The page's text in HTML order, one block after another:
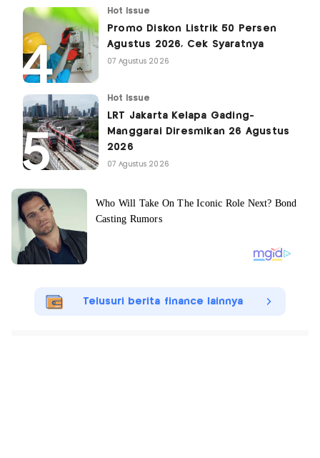
Hot Issue
Promo Diskon Listrik 50 Persen
Agustus 2026, Cek Syaratnya
07 Agustus 2026
Hot Issue
LRT Jakarta Kelapa Gading-
Manggarai Diresmikan 26 Agustus
2026
07 Agustus 2026
Telusuri berita finance lainnya